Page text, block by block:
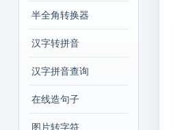
半全角转换器
汉字转拼音
汉字拼音查询
在线造句子
图片转字符